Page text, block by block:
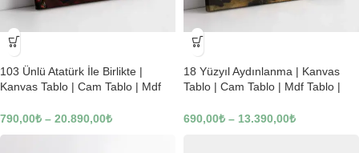
-23%
103 Ünlü Atatürk İle Birlikte |
Kanvas Tablo | Cam Tablo | Mdf
790,00₺ – 20.890,00₺
-23%
18 Yüzyıl Aydınlanma | Kanvas
Tablo | Cam Tablo | Mdf Tablo |
690,00₺ – 13.390,00₺